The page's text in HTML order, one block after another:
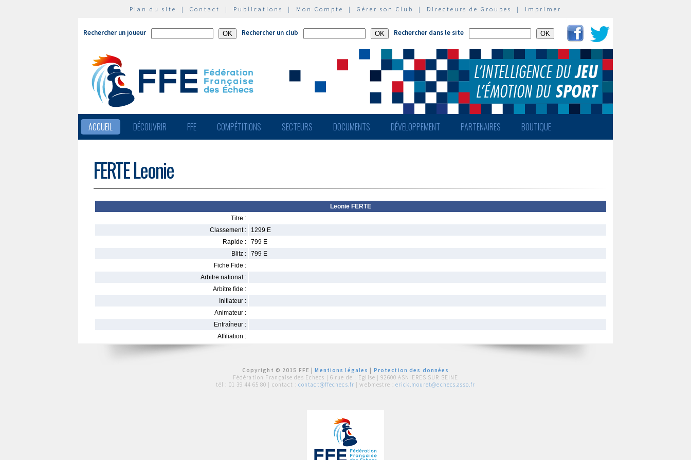
Plan du site | Contact | Publications | Mon Compte | Gérer son Club | Directeurs de Groupes | Imprimer
Rechercher un joueur Rechercher un club Rechercher dans le site
ACCUEIL DÉCOUVRIR FFE COMPÉTITIONS SECTEURS DOCUMENTS DÉVELOPPEMENT PARTENAIRES BOUTIQUE
FERTE Leonie
Leonie FERTE
Titre :
Classement :
1299 E
Rapide :
799 E
Blitz :
799 E
Fiche Fide :
Arbitre national :
Arbitre fide :
Initiateur :
Animateur :
Entraîneur :
Affiliation :
Copyright © 2015 FFE |Mentions légales
Protection des données
Fédération Française des Echecs | 6 rue de l'Eglise | 92600 ASNIERES SUR SEINE
tél : 01 39 44 65 80 | contact : contact@ffechecs.fr | webmestre : erick.mouret@echecs.asso.fr